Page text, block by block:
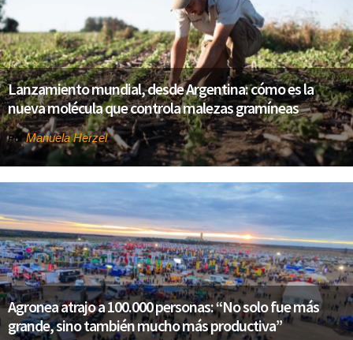
Lanzamiento mundial, desde Argentina: cómo es la
nueva molécula que controla malezas gramíneas
PorManuela Herzel
Agronea atrajo a 100.000 personas: “No solo fue más
grande, sino también mucho más productiva”